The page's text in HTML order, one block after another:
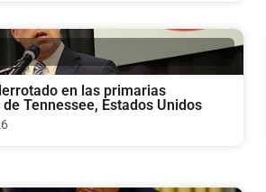
en las primarias
Tennessee, Estados Unidos